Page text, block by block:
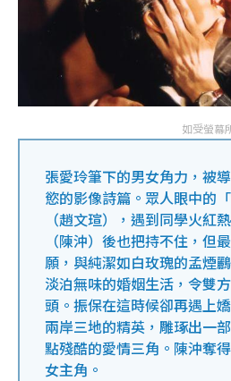
張愛玲筆下的男女角力，被
慾的影像詩篇。眾人眼中的
（趙文瑄），遇到同學火紅
（陳沖）後也把持不住，但
願，與純潔如白玫瑰的孟煙
淡泊無味的婚姻生活，令雙
頭。振保在這時候卻再遇上
兩岸三地的精英，雕琢出一
點殘酷的愛情三角。陳沖奪
女主角。